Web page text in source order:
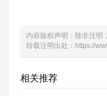
内容版权声明：除非注明
转载注明出处： https://
相关推荐